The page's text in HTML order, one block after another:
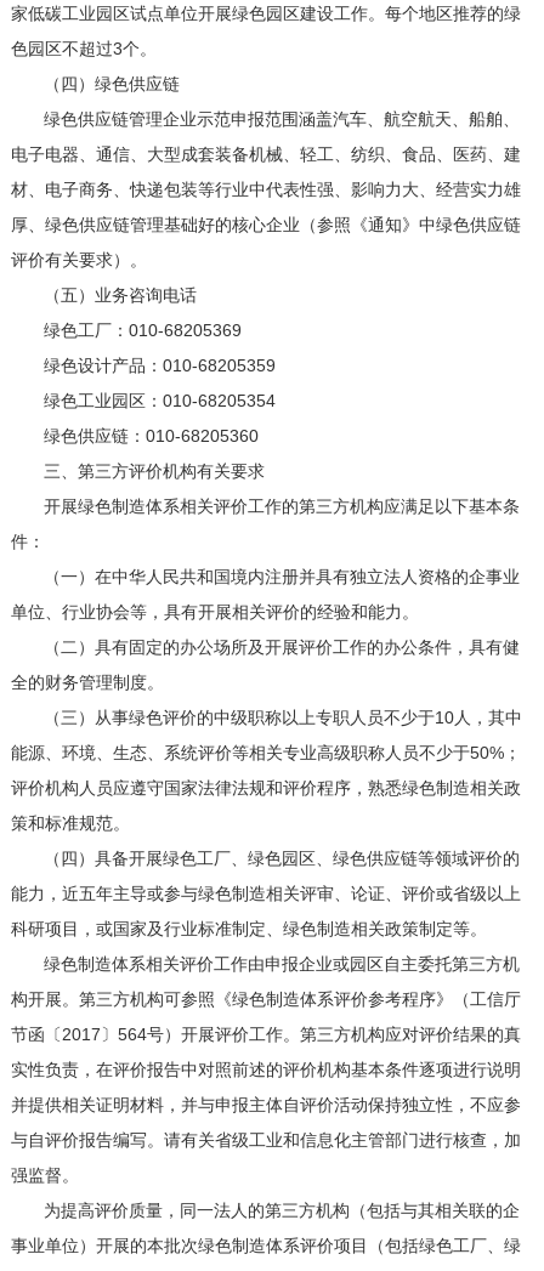
家低碳工业园区试点单位开展绿色园区建设工作。每个地区推荐的绿
色园区不超过3个。
（四）绿色供应链
绿色供应链管理企业示范申报范围涵盖汽车、航空航天、船舶、
电子电器、通信、大型成套装备机械、轻工、纺织、食品、医药、建
材、电子商务、快递包装等行业中代表性强、影响力大、经营实力雄
厚、绿色供应链管理基础好的核心企业（参照《通知》中绿色供应链
评价有关要求）。
（五）业务咨询电话
绿色工厂：010-68205369
绿色设计产品：010-68205359
绿色工业园区：010-68205354
绿色供应链：010-68205360
三、第三方评价机构有关要求
开展绿色制造体系相关评价工作的第三方机构应满足以下基本条
件：
（一）在中华人民共和国境内注册并具有独立法人资格的企事业
单位、行业协会等，具有开展相关评价的经验和能力。
（二）具有固定的办公场所及开展评价工作的办公条件，具有健
全的财务管理制度。
（三）从事绿色评价的中级职称以上专职人员不少于10人，其中
能源、环境、生态、系统评价等相关专业高级职称人员不少于50%；
评价机构人员应遵守国家法律法规和评价程序，熟悉绿色制造相关政
策和标准规范。
（四）具备开展绿色工厂、绿色园区、绿色供应链等领域评价的
能力，近五年主导或参与绿色制造相关评审、论证、评价或省级以上
科研项目，或国家及行业标准制定、绿色制造相关政策制定等。
绿色制造体系相关评价工作由申报企业或园区自主委托第三方机
构开展。第三方机构可参照《绿色制造体系评价参考程序》（工信厅
节函〔2017〕564号）开展评价工作。第三方机构应对评价结果的真
实性负责，在评价报告中对照前述的评价机构基本条件逐项进行说明
并提供相关证明材料，并与申报主体自评价活动保持独立性，不应参
与自评价报告编写。请有关省级工业和信息化主管部门进行核查，加
强监督。
为提高评价质量，同一法人的第三方机构（包括与其相关联的企
事业单位）开展的本批次绿色制造体系评价项目（包括绿色工厂、绿